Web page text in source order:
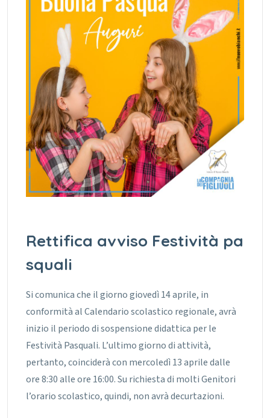
Rettifica avviso Festività pa
squali
Si comunica che il giorno giovedì 14 aprile, in
conformità al Calendario scolastico regionale, avrà
inizio il periodo di sospensione didattica per le
Festività Pasquali. L’ultimo giorno di attività,
pertanto, coinciderà con mercoledì 13 aprile dalle
ore 8:30 alle ore 16:00. Su richiesta di molti Genitori
l’orario scolastico, quindi, non avrà decurtazioni.